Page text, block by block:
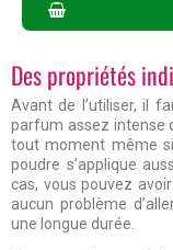
Des propriétés
Avant de l’utiliser, il
parfum assez intense
tout moment même
poudre s’applique
cas, vous pouvez
aucun problème
une longue durée.